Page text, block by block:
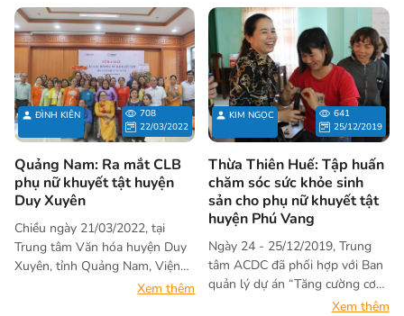
thăm khám và tư vấn về sức
khỏe sinh sản tại Thừa Thiên
Huế và Quảng Nam.
tật và quyền trẻ em và Sở Y tế
tỉnh Quảng Trị tổ chức khám
sức khỏe sinh sản cho hơn 100
phụ nữ và trẻ em gái khuyết tật
trong độ tuổi từ 15 đến 55 tại 3
xã Phong Bình, Gio Sơn và Linh
Hải, huyện Gio Linh, Quảng Trị.
ĐÌNH KIÊN
708
22/03/2022
Quảng Nam: Ra mắt CLB
phụ nữ khuyết tật huyện
Duy Xuyên
Chiều ngày 21/03/2022, tại
Trung tâm Văn hóa huyện Duy
Xuyên, tỉnh Quảng Nam, Viện
Nghiên cứu và phát triển cộng
Xem thêm
KIM NGỌC
641
25/12/2019
Thừa Thiên Huế: Tập huấn
chăm sóc sức khỏe sinh
sản cho phụ nữ khuyết tật
huyện Phú Vang
Ngày 24 - 25/12/2019, Trung
tâm ACDC đã phối hợp với Ban
quản lý dự án “Tăng cường cơ
hội, nâng cao vị thế cho người
Xem thêm